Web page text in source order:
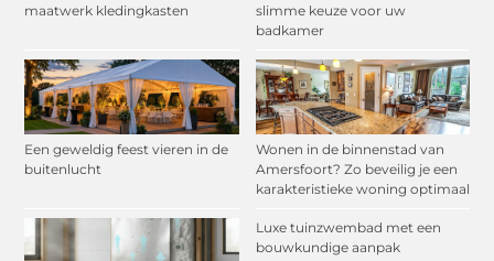
maatwerk kledingkasten
slimme keuze voor uw
badkamer
Een geweldig feest vieren in de
buitenlucht
Wonen in de binnenstad van
Amersfoort? Zo beveilig je een
karakteristieke woning optimaal
Luxe tuinzwembad met een
bouwkundige aanpak